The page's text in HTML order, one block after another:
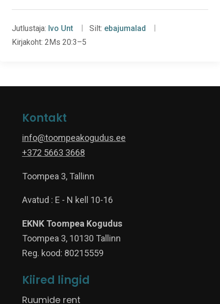
Jutlustaja: Ivo Unt Silt: ebajumalad
Kirjakoht: 2Ms 20:3–5
Kontakt
info@toompeakogudus.ee
+372 5663 3668
Toompea 3, Tallinn
Avatud : E - N kell 10-16
EKNK Toompea Kogudus
Toompea 3, 10130 Tallinn
Reg. kood: 80215559
Kiired lingid
Ruumide rent